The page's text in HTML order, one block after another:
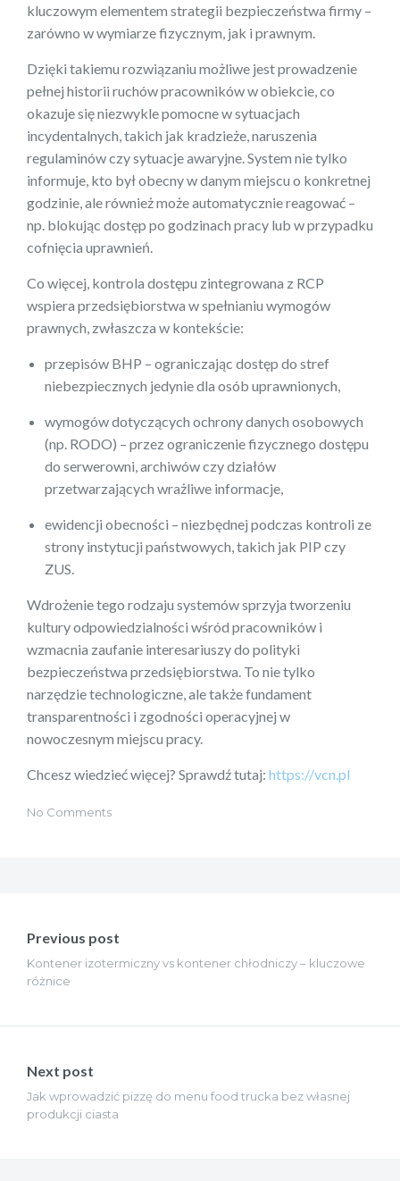
kluczowym elementem strategii bezpieczeństwa firmy –
zarówno w wymiarze fizycznym, jak i prawnym.
Dzięki takiemu rozwiązaniu możliwe jest prowadzenie
pełnej historii ruchów pracowników w obiekcie, co
okazuje się niezwykle pomocne w sytuacjach
incydentalnych, takich jak kradzieże, naruszenia
regulaminów czy sytuacje awaryjne. System nie tylko
informuje, kto był obecny w danym miejscu o konkretnej
godzinie, ale również może automatycznie reagować –
np. blokując dostęp po godzinach pracy lub w przypadku
cofnięcia uprawnień.
Co więcej, kontrola dostępu zintegrowana z RCP
wspiera przedsiębiorstwa w spełnianiu wymogów
prawnych, zwłaszcza w kontekście:
przepisów BHP – ograniczając dostęp do stref
niebezpiecznych jedynie dla osób uprawnionych,
wymogów dotyczących ochrony danych osobowych
(np. RODO) – przez ograniczenie fizycznego dostępu
do serwerowni, archiwów czy działów
przetwarzających wrażliwe informacje,
ewidencji obecności – niezbędnej podczas kontroli ze
strony instytucji państwowych, takich jak PIP czy
ZUS.
Wdrożenie tego rodzaju systemów sprzyja tworzeniu
kultury odpowiedzialności wśród pracowników i
wzmacnia zaufanie interesariuszy do polityki
bezpieczeństwa przedsiębiorstwa. To nie tylko
narzędzie technologiczne, ale także fundament
transparentności i zgodności operacyjnej w
nowoczesnym miejscu pracy.
Chcesz wiedzieć więcej? Sprawdź tutaj: https://vcn.pl
No Comments
wpisu
Previous post
Kontener izotermiczny vs kontener chłodniczy – kluczowe
różnice
Next post
Jak wprowadzić pizzę do menu food trucka bez własnej
produkcji ciasta